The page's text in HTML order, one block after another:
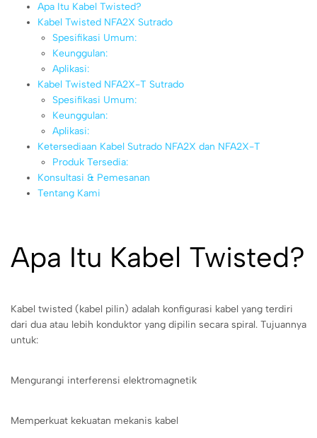
Apa Itu Kabel Twisted?
Kabel Twisted NFA2X Sutrado
Spesifikasi Umum:
Keunggulan:
Aplikasi:
Kabel Twisted NFA2X-T Sutrado
Spesifikasi Umum:
Keunggulan:
Aplikasi:
Ketersediaan Kabel Sutrado NFA2X dan NFA2X-T
Produk Tersedia:
Konsultasi & Pemesanan
Tentang Kami
Apa Itu Kabel Twisted?
Kabel twisted (kabel pilin) adalah konfigurasi kabel yang terdiri
dari dua atau lebih konduktor yang dipilin secara spiral. Tujuannya
untuk:
Mengurangi interferensi elektromagnetik
Memperkuat kekuatan mekanis kabel